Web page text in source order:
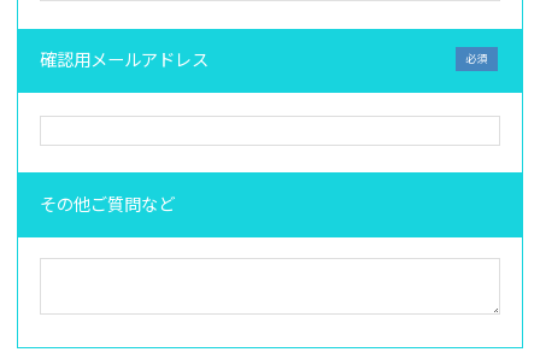
確認用メールアドレス
その他ご質問など